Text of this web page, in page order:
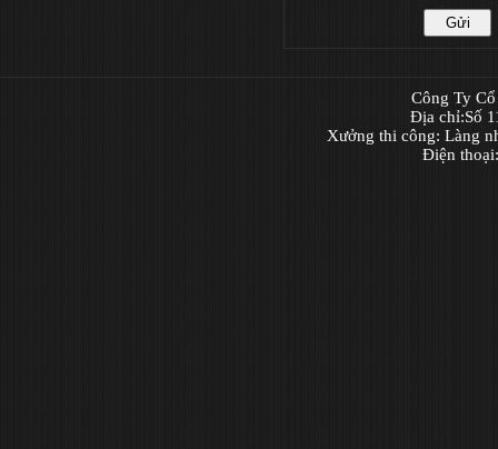
Công Ty
Địa chỉ:Số
Xưởng thi công: Làng
Điện